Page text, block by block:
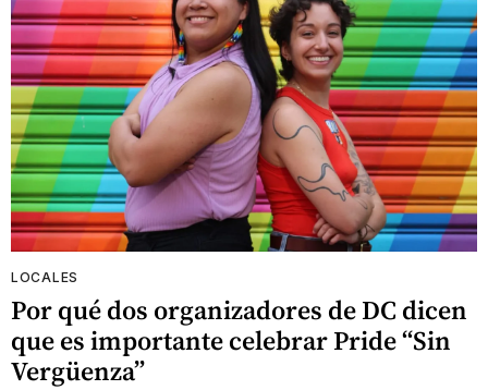
LOCALES
Por qué dos organizadores de DC dicen
que es importante celebrar Pride “Sin
Vergüenza”